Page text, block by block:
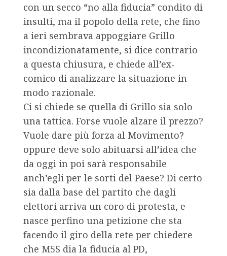
con un secco “no alla fiducia” condito di
insulti, ma il popolo della rete, che fino
a ieri sembrava appoggiare Grillo
incondizionatamente, si dice contrario
a questa chiusura, e chiede all’ex-
comico di analizzare la situazione in
modo razionale.
Ci si chiede se quella di Grillo sia solo
una tattica. Forse vuole alzare il prezzo?
Vuole dare più forza al Movimento?
oppure deve solo abituarsi all’idea che
da oggi in poi sarà responsabile
anch’egli per le sorti del Paese? Di certo
sia dalla base del partito che dagli
elettori arriva un coro di protesta, e
nasce perfino una petizione che sta
facendo il giro della rete per chiedere
che M5S dia la fiducia al PD,